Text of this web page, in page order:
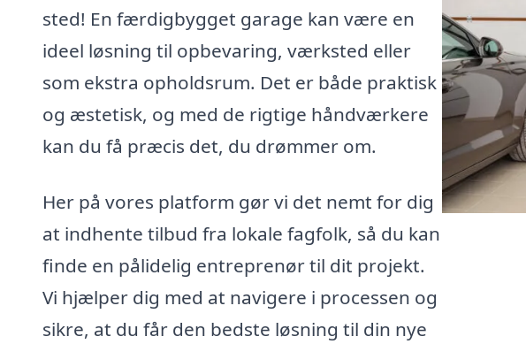
sted! En færdigbygget garage kan være en
ideel løsning til opbevaring, værksted eller
som ekstra opholdsrum. Det er både praktisk
og æstetisk, og med de rigtige håndværkere
kan du få præcis det, du drømmer om.
Her på vores platform gør vi det nemt for dig
at indhente tilbud fra lokale fagfolk, så du kan
finde en pålidelig entreprenør til dit projekt.
Vi hjælper dig med at navigere i processen og
sikre, at du får den bedste løsning til din nye